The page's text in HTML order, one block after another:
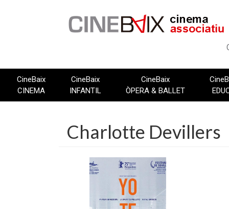
CineBaix
CINEMA
CineBaix
INFANTIL
CineBaix
ÒPERA & BALLET
Charlotte Devillers